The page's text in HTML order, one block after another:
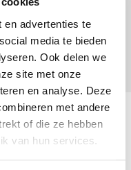
en advertenties te
media te bieden
Ook delen we
site met onze
en analyse. Deze
met andere
of die ze hebben
van hun services.
cataloguswaarde
het voertuig elk jaar